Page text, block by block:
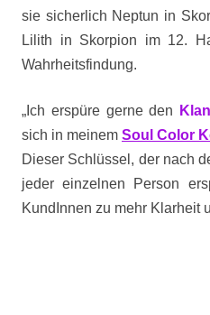
sie sicherlich Neptun in
Lilith in Skorpion im 12.
Wahrheitsfindung.
„Ich erspüre gerne den
sich in meinem Soul Color
Dieser Schlüssel, der nach
jeder einzelnen Person
KundInnen zu mehr Klarheit